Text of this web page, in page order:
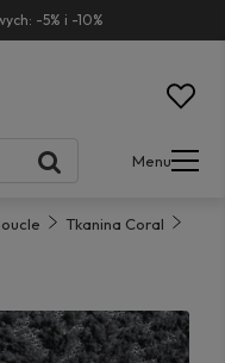
-5% i -10%
Menu
Tkanina Coral